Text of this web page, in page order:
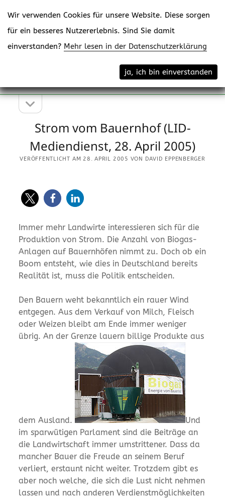
Menü
Seitenleiste
Seitenleiste
öffnen
Strom vom Bauernhof (LID-
Mediendienst, 28. April 2005)
VERÖFFENTLICHT AM 28. APRIL 2005 VON DAVID EPPENBERGER
Immer mehr Landwirte interessieren sich für die
Produktion von Strom. Die Anzahl von Biogas-
Anlagen auf Bauernhöfen nimmt zu. Doch ob ein
Boom entsteht, wie dies in Deutschland bereits
Realität ist, muss die Politik entscheiden.
Den Bauern weht bekanntlich ein rauer Wind
entgegen. Aus dem Verkauf von Milch, Fleisch
oder Weizen bleibt am Ende immer weniger
übrig. An der Grenze lauern billige Produkte aus
dem Ausland.
Und
im sparwütigen Parlament sind die Beiträge an
die Landwirtschaft immer umstrittener. Dass da
mancher Bauer die Freude an seinem Beruf
verliert, erstaunt nicht weiter. Trotzdem gibt es
aber noch welche, die sich die Lust nicht nehmen
lassen und nach anderen Verdienstmöglichkeiten
Wir verwenden Cookies für unsere Website. Diese sorgen
für ein besseres Nutzererlebnis. Sind Sie damit
einverstanden? Mehr lesen in der Datenschutzerklärung
ja, ich bin einverstanden